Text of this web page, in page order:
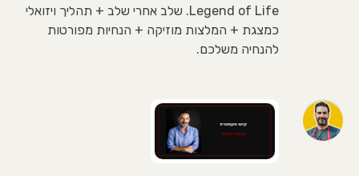
Legend of Life. שלב אחרי שלב + תהליך ויזואלי
כמצגת + המלצות מוזיקה + הנחיות מפורטות
להנחיה משלכם.